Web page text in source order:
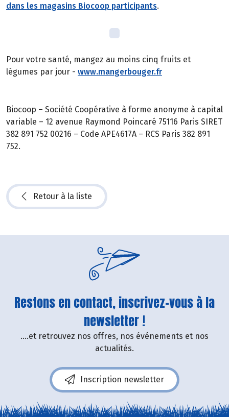
dans les magasins Biocoop participants.
Pour votre santé, mangez au moins cinq fruits et
légumes par jour - www.mangerbouger.fr
Biocoop – Société Coopérative à forme anonyme à capital
variable – 12 avenue Raymond Poincaré 75116 Paris SIRET
382 891 752 00216 – Code APE4617A – RCS Paris 382 891
752.
Retour à la liste
Restons en contact, inscrivez-vous à la
newsletter !
....et retrouvez nos offres, nos événements et nos
actualités.
Inscription newsletter